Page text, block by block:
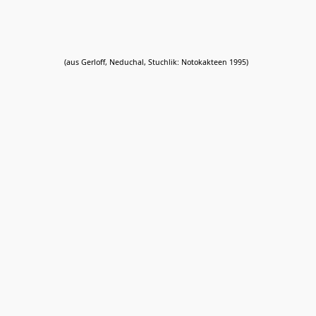
(aus Gerloff, Neduchal, Stuchlik: Notokakteen 1995)